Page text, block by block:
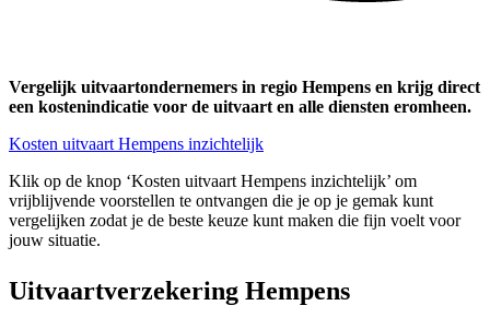
Vergelijk uitvaartondernemers in regio Hempens en krijg direct
een kostenindicatie voor de uitvaart en alle diensten eromheen.
Kosten uitvaart Hempens inzichtelijk
Klik op de knop ‘Kosten uitvaart Hempens inzichtelijk’ om
vrijblijvende voorstellen te ontvangen die je op je gemak kunt
vergelijken zodat je de beste keuze kunt maken die fijn voelt voor
jouw situatie.
Uitvaartverzekering Hempens